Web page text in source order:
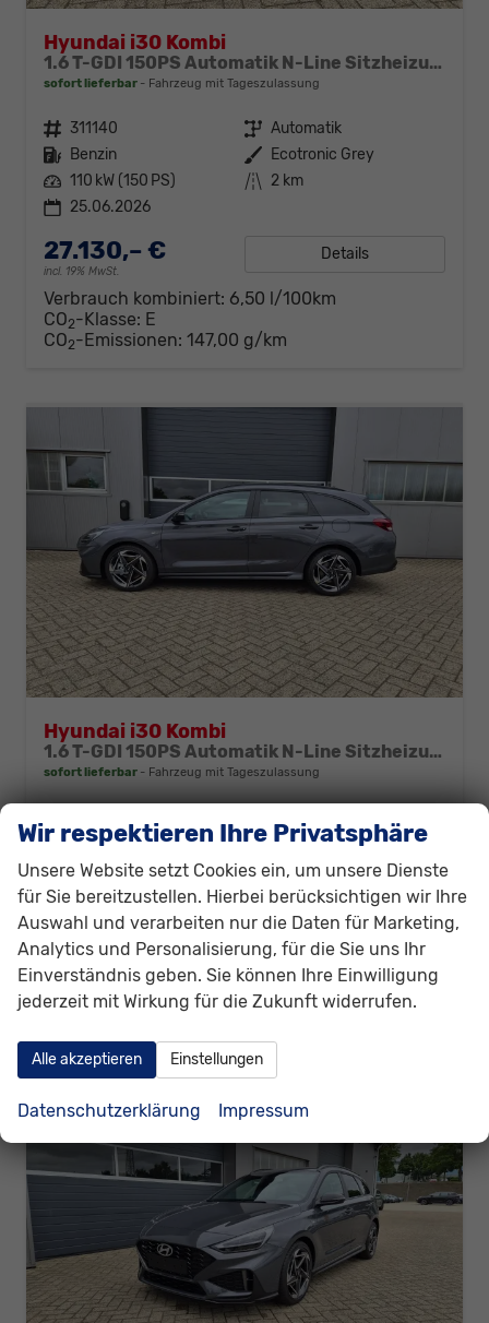
Hyundai i30 Kombi
1.6 T-GDI 150PS Automatik N-Line Sitzheizung Lenkradheizung Klimaautomatik Navi 10,3"-Touchscreen Bluelink Apple CarPlay + Android Auto PDC v+h Rückf.Kamera 18-LM
sofort lieferbar Fahrzeug mit Tageszulassung
Fahrzeugnr. 311140 Getriebe Automatik
Kraftstoff Benzin Außenfarbe Ecotronic Grey
Leistung 110 kW (150 PS) Kilometerstand 2 km
25.06.2026
27.130,– €
incl. 19% MwSt.
Details
Verbrauch kombiniert: 6,50 l/100km
CO2-Klasse: E
CO2-Emissionen: 147,00 g/km
Hyundai i30 Kombi
1.6 T-GDI 150PS Automatik N-Line Sitzheizung Lenkradheizung Klimaautomatik Navi 10,3"-Touchscreen Bluelink Apple CarPlay + Android Auto PDC v+h Rückf.Kamera 18-LM
sofort lieferbar Fahrzeug mit Tageszulassung
Kraftstoff Benzin Außenfarbe Ecotronic Grey
Leistung 110 kW (150 PS) Kilometerstand 2 km
25.06.2026
27.130,– €
incl. 19% MwSt.
Details
Verbrauch kombiniert: 6,50 l/100km
CO -Klasse: E
Wir respektieren Ihre Privatsphäre
Unsere Website setzt Cookies ein, um unsere Dienste
für Sie bereitzustellen. Hierbei berücksichtigen wir Ihre
Auswahl und verarbeiten nur die Daten für Marketing,
Analytics und Personalisierung, für die Sie uns Ihr
Einverständnis geben. Sie können Ihre Einwilligung
jederzeit mit Wirkung für die Zukunft widerrufen.
Alle akzeptieren Einstellungen
Datenschutzerklärung Impressum